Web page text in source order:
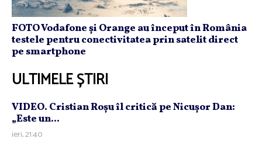
FOTO Vodafone și Orange au început în România
testele pentru conectivitatea prin satelit direct
pe smartphone
ULTIMELE ȘTIRI
VIDEO. Cristian Roşu îl critică pe Nicuşor Dan:
„Este un...
ieri, 21:40